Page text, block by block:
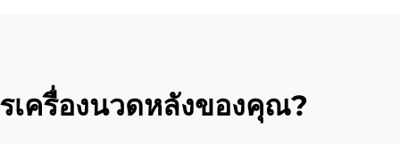
เครื่องนวดหลังของคุณ?